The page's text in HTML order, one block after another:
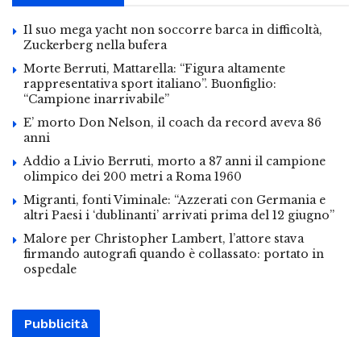
Il suo mega yacht non soccorre barca in difficoltà,
Zuckerberg nella bufera
Morte Berruti, Mattarella: “Figura altamente
rappresentativa sport italiano”. Buonfiglio:
“Campione inarrivabile”
E’ morto Don Nelson, il coach da record aveva 86
anni
Addio a Livio Berruti, morto a 87 anni il campione
olimpico dei 200 metri a Roma 1960
Migranti, fonti Viminale: “Azzerati con Germania e
altri Paesi i ‘dublinanti’ arrivati prima del 12 giugno”
Malore per Christopher Lambert, l’attore stava
firmando autografi quando è collassato: portato in
ospedale
Pubblicità